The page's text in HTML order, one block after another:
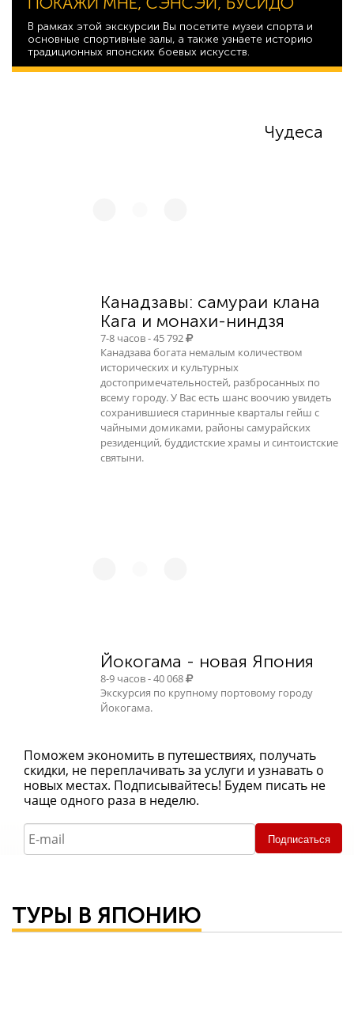
В рамках этой экскурсии Вы посетите музеи спорта и
основные спортивные залы, а также узнаете историю
традиционных японских боевых искусств.
Чудеса
Канадзавы: самураи клана
Кага и монахи-ниндзя
7-8 часов - 45 792
Канадзава богата немалым количеством
исторических и культурных
достопримечательностей, разбросанных по
всему городу. У Вас есть шанс воочию увидеть
сохранившиеся старинные кварталы гейш с
чайными домиками, районы самурайских
резиденций, буддистские храмы и синтоистские
святыни.
Йокогама - новая Япония
8-9 часов - 40 068
Экскурсия по крупному портовому городу
Йокогама.
Поможем экономить в путешествиях, получать
скидки, не переплачивать за услуги и узнавать о
новых местах. Подписывайтесь! Будем писать не
чаще одного раза в неделю.
Подписаться
ТУРЫ В ЯПОНИЮ